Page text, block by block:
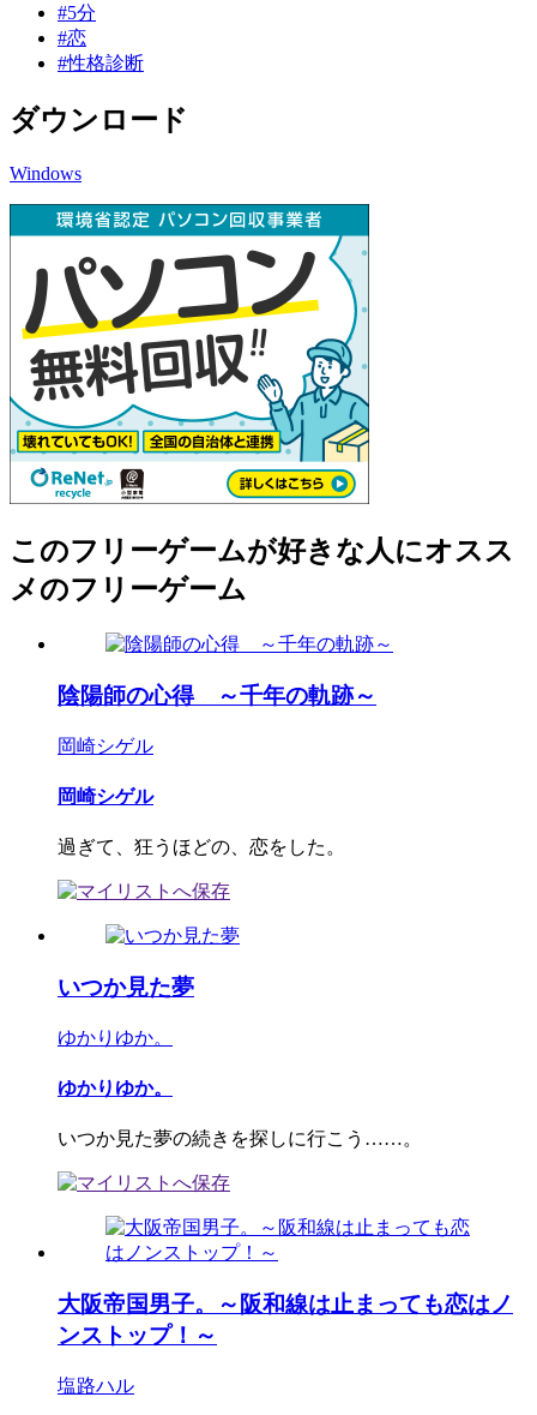
#5分
#恋
#性格診断
ダウンロード
Windows
このフリーゲームが好きな人にオスス
メのフリーゲーム
陰陽師の心得 ～千年の軌跡～
岡崎シゲル
岡崎シゲル
過ぎて、狂うほどの、恋をした。
いつか見た夢
ゆかりゆか。
ゆかりゆか。
いつか見た夢の続きを探しに行こう……。
大阪帝国男子。～阪和線は止まっても恋はノ
ンストップ！～
塩路ハル